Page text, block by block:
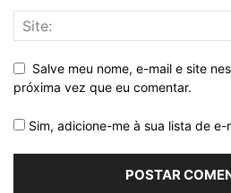
Salve meu nome, e-mail e site
próxima vez que eu comentar.
Sim, adicione-me à sua lista de e-